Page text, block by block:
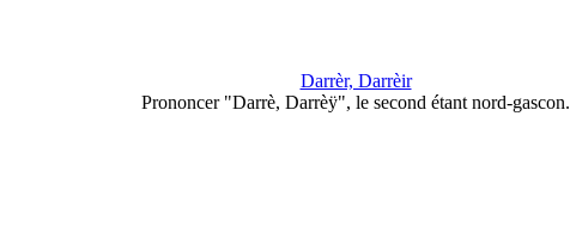
Darrèr, Darrèir
Prononcer "Darrè, Darrèÿ", le second étant nord-gascon.